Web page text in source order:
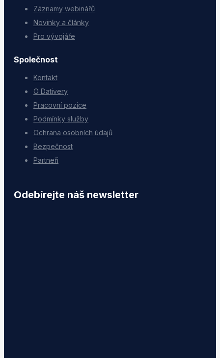
Záznamy webinářů
Novinky a články
Pro vývojáře
Společnost
Kontakt
O Dativery
Pracovní pozice
Podmínky služby
Ochrana osobních údajů
Bezpečnost
Partneři
Odebírejte náš newsletter